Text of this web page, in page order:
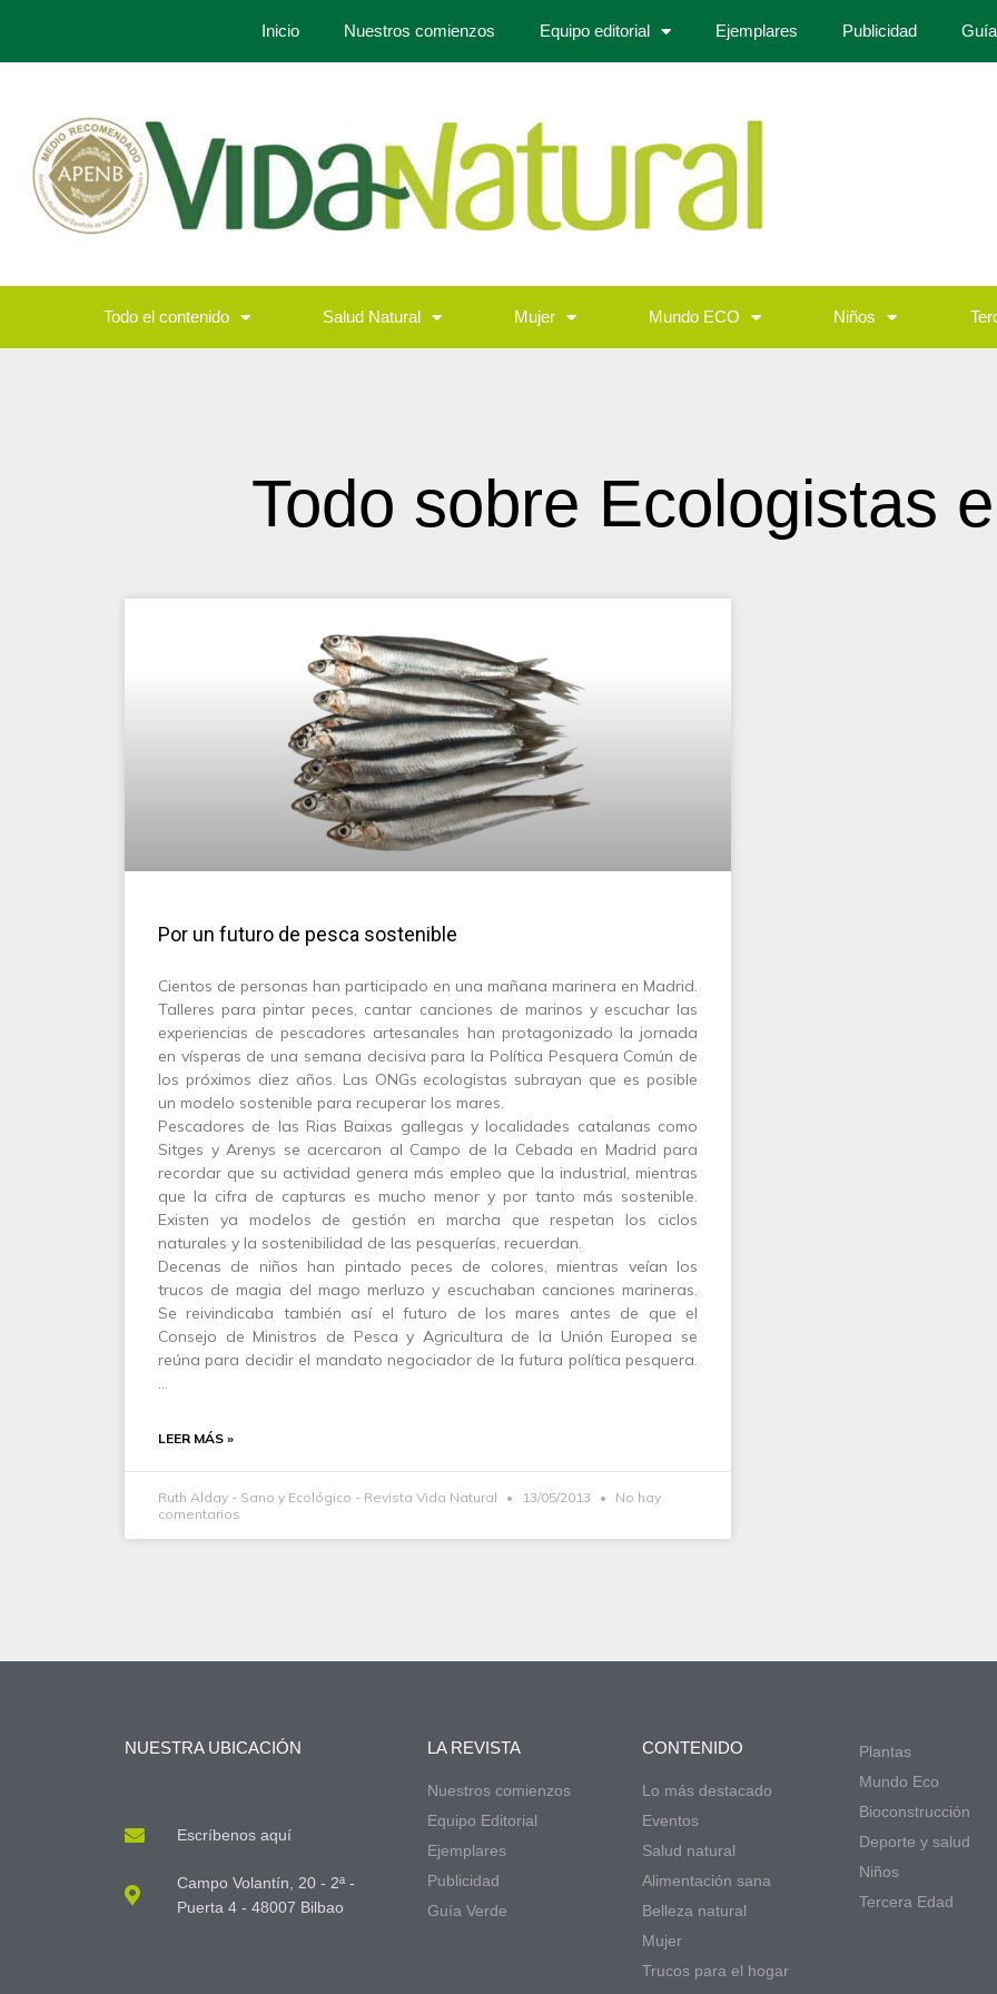
Inicio Nuestros comienzos Equipo editorial Ejemplares Publicidad
Todo el contenido Salud Natural Mujer Mundo ECO Niños
Todo sobre Ecologistas
Por un futuro de pesca sostenible
Cientos de personas han participado en una mañana marinera en Madrid.
Talleres para pintar peces, cantar canciones de marinos y escuchar las
experiencias de pescadores artesanales han protagonizado la jornada
en vísperas de una semana decisiva para la Política Pesquera Común de
los próximos diez años. Las ONGs ecologistas subrayan que es posible
un modelo sostenible para recuperar los mares.
Pescadores de las Rias Baixas gallegas y localidades catalanas como
Sitges y Arenys se acercaron al Campo de la Cebada en Madrid para
recordar que su actividad genera más empleo que la industrial, mientras
que la cifra de capturas es mucho menor y por tanto más sostenible.
Existen ya modelos de gestión en marcha que respetan los ciclos
naturales y la sostenibilidad de las pesquerías, recuerdan.
Decenas de niños han pintado peces de colores, mientras veían los
trucos de magia del mago merluzo y escuchaban canciones marineras.
Se reivindicaba también así el futuro de los mares antes de que el
Consejo de Ministros de Pesca y Agricultura de la Unión Europea se
reúna para decidir el mandato negociador de la futura política pesquera.
…
LEER MÁS »
Ruth Alday - Sano y Ecológico - Revista Vida Natural 13/05/2013
No hay
comentarios
NUESTRA UBICACIÓN
Escríbenos aquí
Campo Volantín, 20 - 2ª -
Puerta 4 - 48007 Bilbao
LA REVISTA
Nuestros comienzos
Equipo Editorial
Ejemplares
Publicidad
Guía Verde
CONTENIDO
Lo más destacado
Eventos
Salud natural
Alimentación sana
Belleza natural
Mujer
Trucos para el hogar
Plantas
Mundo Eco
Bioconstrucción
Deporte y salud
Niños
Tercera Edad